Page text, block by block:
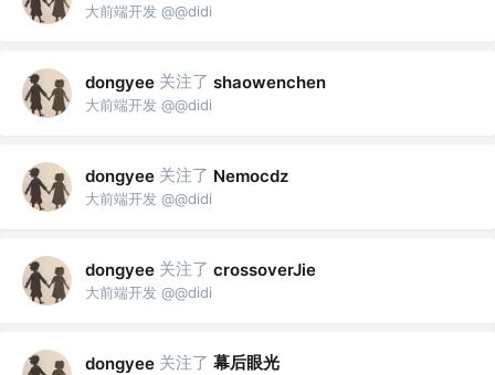
大前端开发 @@didi
dongyee 关注了 shaowenchen
大前端开发 @@didi
dongyee 关注了 Nemocdz
大前端开发 @@didi
dongyee 关注了 crossoverJie
大前端开发 @@didi
dongyee 关注了 幕后眼光